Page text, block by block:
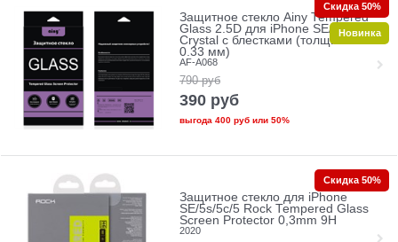
Защитное стекло Ainy Tempered
Glass 2.5D для iPhone SE/5/5c/5s
Crystal с блестками (толщина
0.33 мм)
AF-A068
790 руб
390 руб
выгода 400 рубили 50%
Скидка 50%
Новинка
Защитное стекло для iPhone
SE/5s/5с/5 Rock Tempered Glass
Screen Protector 0,3mm 9H
2020
Скидка 50%